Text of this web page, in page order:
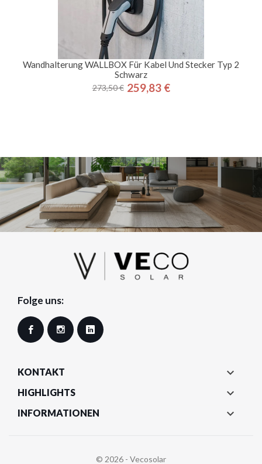
Wandhalterung WALLBOX Für Kabel Und Stecker Typ 2
Schwarz
Regulärer
273,50 € Preis
259,83 €
Folge uns:
Facebook Instagram
KONTAKT 
HIGHLIGHTS 
INFORMATIONEN 
© 2026 - Vecosolar